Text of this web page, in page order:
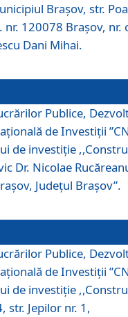
Braşov, str.
nr. 120078 Brașov, nr.
Dani Mihai.
Publice,
de Investiţii
de investiţie
Dr. Nicolae
Județul Brașov”.
Publice,
de Investiţii
de investiție
str. Jepilor nr. 1,